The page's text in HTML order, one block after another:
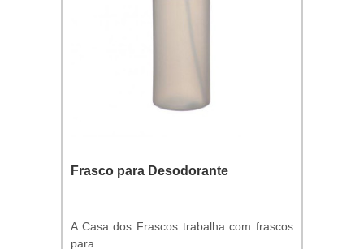
Frasco para Desodorante
A Casa dos Frascos trabalha com frascos
para...